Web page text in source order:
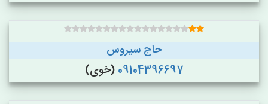
حاج سیروس
09104396697 (خوی)